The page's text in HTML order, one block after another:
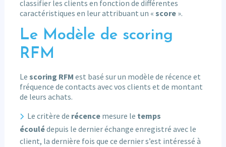
classifier les clients en fonction de différentes
caractéristiques en leur attribuant un « score».
Le Modèle de scoring
RFM
Le scoring RFM est basé sur un modèle de récence et
fréquence de contacts avec vos clients et de montant
de leurs achats.
Le critère de récence mesure le temps
écoulédepuis le dernier échange enregistré avec le
client, la dernière fois que ce dernier s’est intéressé à